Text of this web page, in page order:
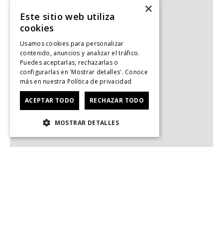
×
Este sitio web utiliza
cookies
Usamos cookies para personalizar
contenido, anuncios y analizar el tráfico.
Puedes aceptarlas, rechazarlas o
configurarlas en 'Mostrar detalles'. Conoce
más en nuestra Política de privacidad
ACEPTAR TODO RECHAZAR TODO
MOSTRAR DETALLES